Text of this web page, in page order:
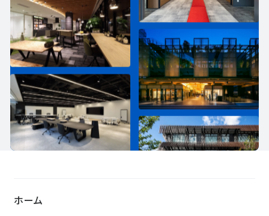
ホーム